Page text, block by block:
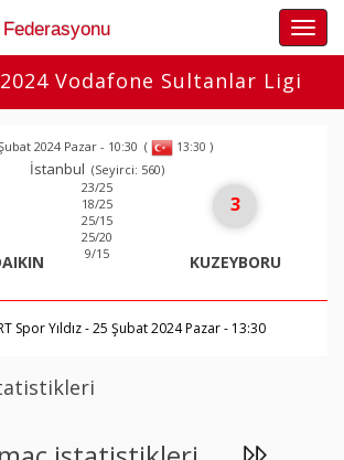
Vodafone Sultanlar Ligi
2024 Pazar - 10:30 ( 13:30 )
İstanbul (Seyirci: 560)
23/25
18/25
25/15
25/20
9/15
3
KUZEYBORU
Spor Yıldız - 25 Şubat 2024 Pazar - 13:30